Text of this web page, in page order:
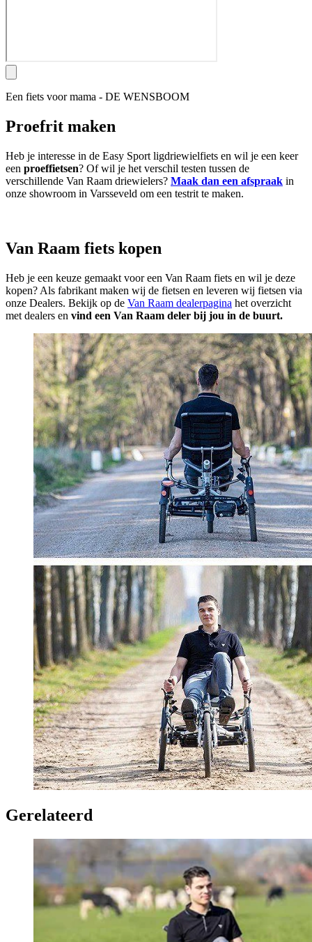
Een fiets voor mama - DE WENSBOOM
Proefrit maken
Heb je interesse in de Easy Sport ligdriewielfiets en wil je een keer
een proeffietsen? Of wil je het verschil testen tussen de
verschillende Van Raam driewielers? Maak dan een afspraak in
onze showroom in Varsseveld om een testrit te maken.
Van Raam fiets kopen
Heb je een keuze gemaakt voor een Van Raam fiets en wil je deze
kopen? Als fabrikant maken wij de fietsen en leveren wij fietsen via
onze Dealers. Bekijk op de Van Raam dealerpagina het overzicht
met dealers en vind een Van Raam deler bij jou in de buurt.
Gerelateerd